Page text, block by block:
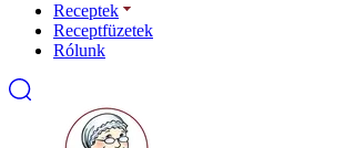
Receptek
Receptfüzetek
Rólunk